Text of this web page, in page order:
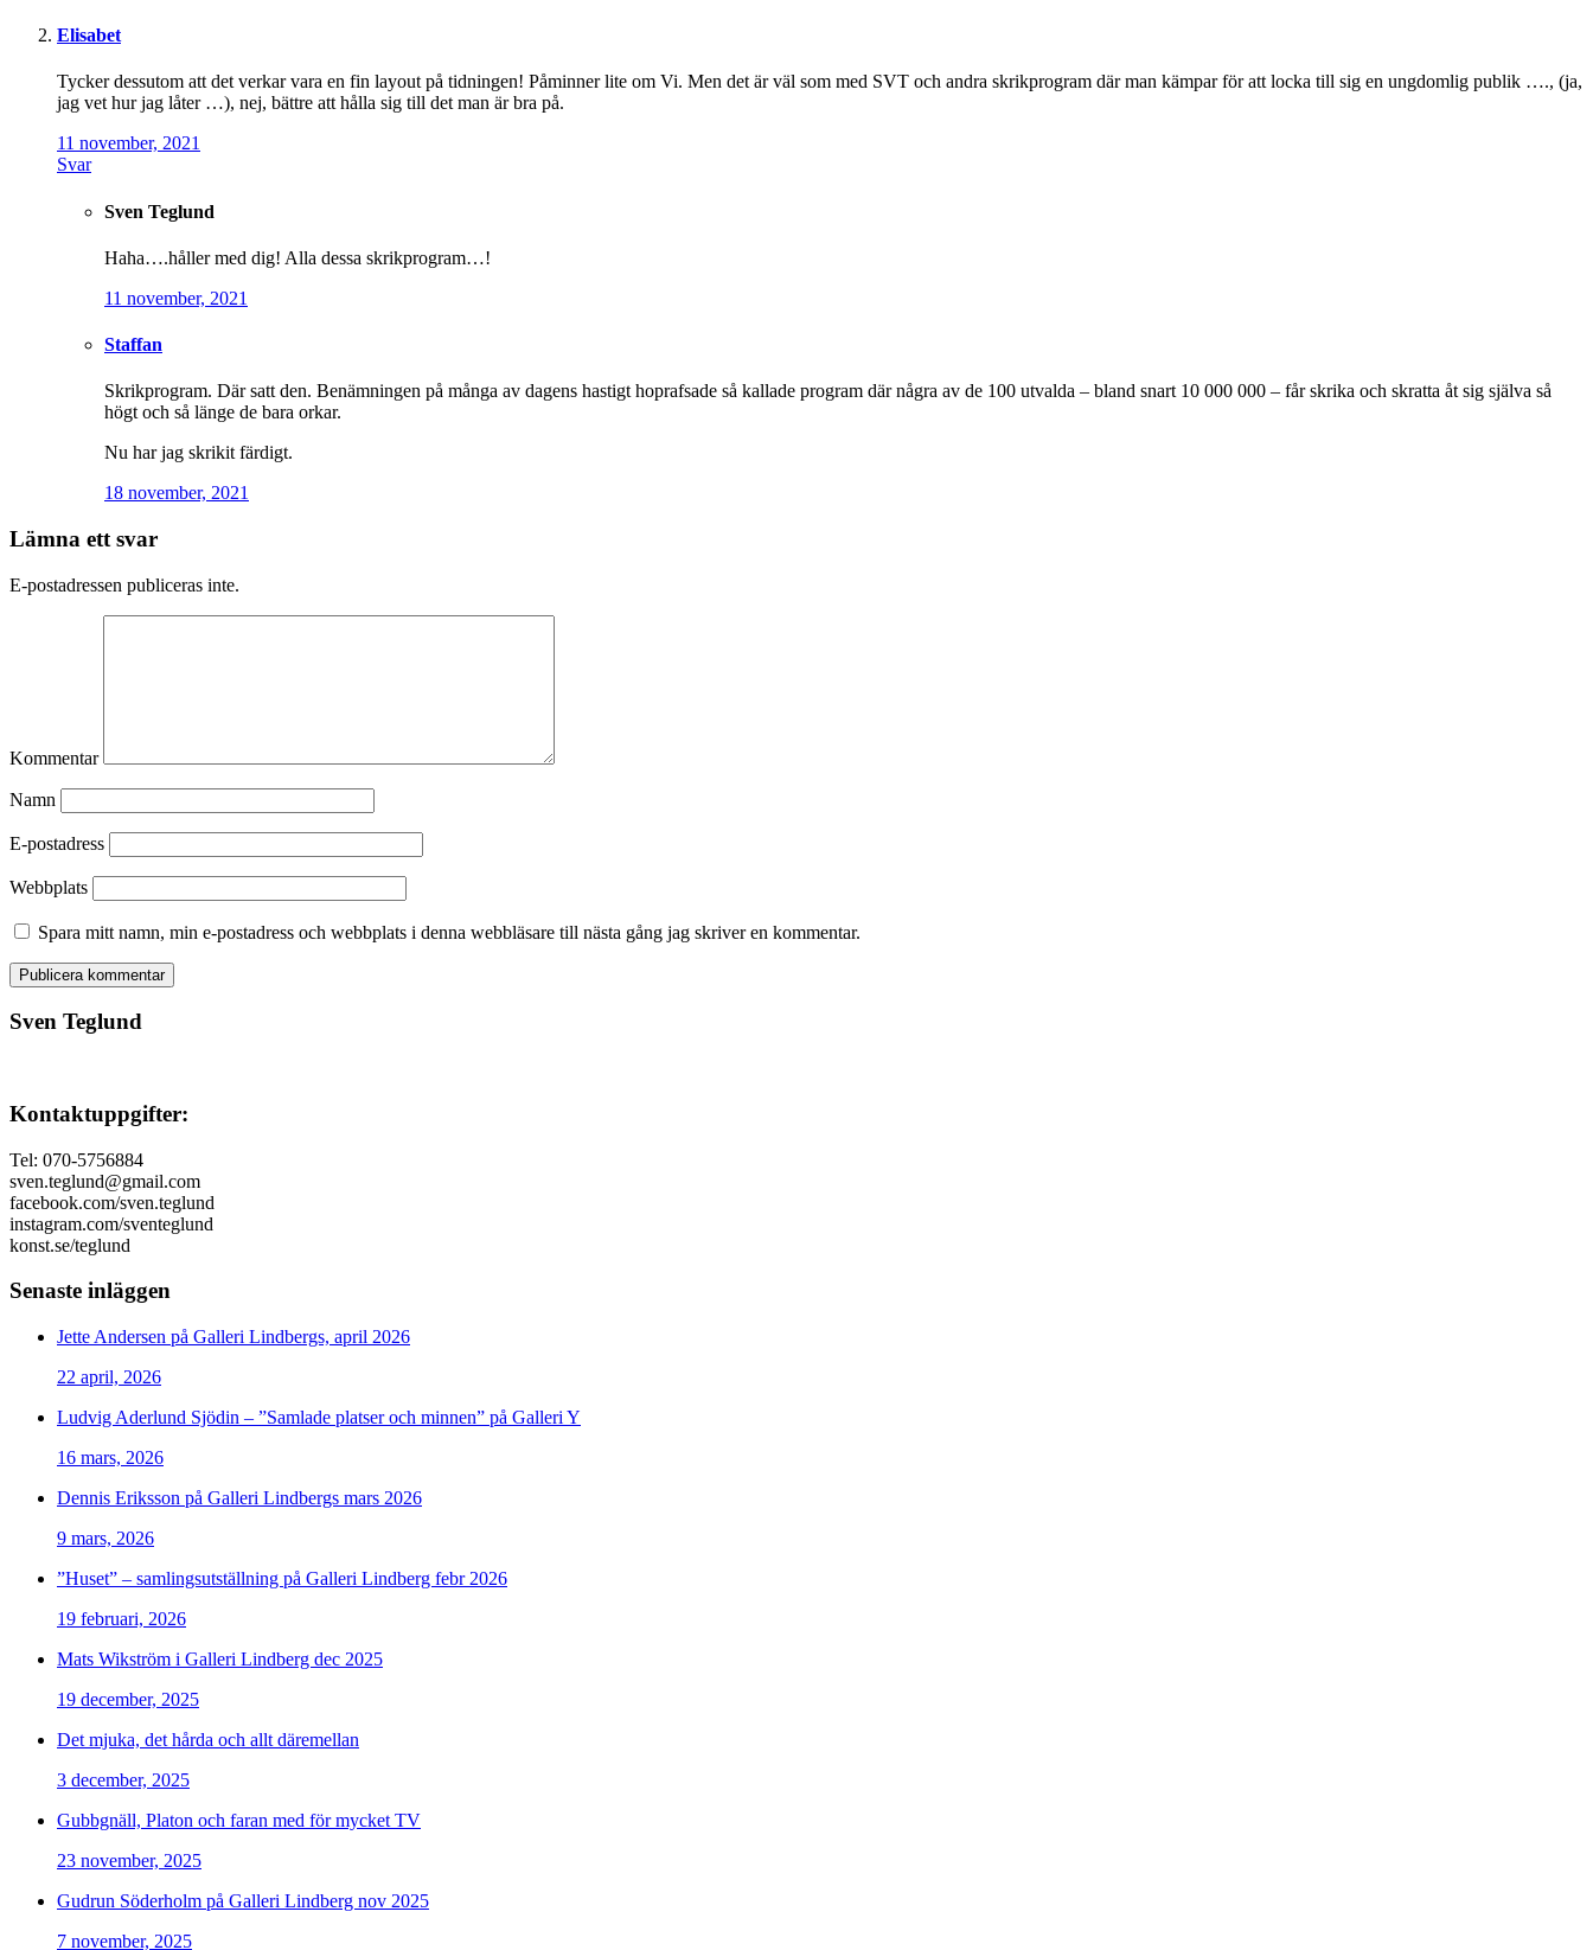
Elisabet
Tycker dessutom att det verkar vara en fin layout på tidningen! Påminner lite om Vi. Men det är väl som med SVT och andra skrikprogram där man kämpar för att locka till sig en ungdomlig publik …., (ja,
jag vet hur jag låter …), nej, bättre att hålla sig till det man är bra på.
11 november, 2021
Svar
Sven Teglund
Haha….håller med dig! Alla dessa skrikprogram…!
11 november, 2021
Staffan
Skrikprogram. Där satt den. Benämningen på många av dagens hastigt hoprafsade så kallade program där några av de 100 utvalda – bland snart 10 000 000 – får skrika och skratta åt sig själva så
högt och så länge de bara orkar.
Nu har jag skrikit färdigt.
18 november, 2021
Lämna ett svar
E-postadressen publiceras inte.
Kommentar
Namn
E-postadress
Webbplats
Spara mitt namn, min e-postadress och webbplats i denna webbläsare till nästa gång jag skriver en kommentar.
Sven Teglund
Kontaktuppgifter:
Tel: 070-5756884
sven.teglund@gmail.com
facebook.com/sven.teglund
instagram.com/sventeglund
konst.se/teglund
Senaste inläggen
Jette Andersen på Galleri Lindbergs, april 2026
22 april, 2026
Ludvig Aderlund Sjödin – ”Samlade platser och minnen” på Galleri Y
16 mars, 2026
Dennis Eriksson på Galleri Lindbergs mars 2026
9 mars, 2026
”Huset” – samlingsutställning på Galleri Lindberg febr 2026
19 februari, 2026
Mats Wikström i Galleri Lindberg dec 2025
19 december, 2025
Det mjuka, det hårda och allt däremellan
3 december, 2025
Gubbgnäll, Platon och faran med för mycket TV
23 november, 2025
Gudrun Söderholm på Galleri Lindberg nov 2025
7 november, 2025